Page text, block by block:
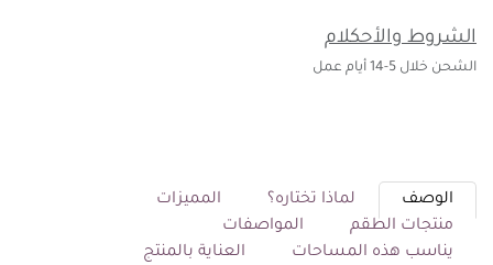
الشروط والأحكلام
الشحن خلال 5-14 أيام عمل
الوصف لماذا تختاره؟
المميزات
منتجات الطقم
المواصفات
يناسب هذه المساحات
العناية بالمنتج